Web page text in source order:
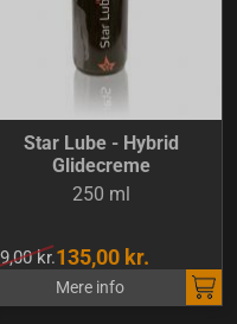
Star Lube - Hybrid
Glidecreme
250 ml
kr.135,00 kr.
Mere info